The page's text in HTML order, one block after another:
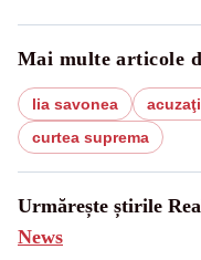
Mai multe articole
lia savonea
curtea suprema
Urmărește știrile
News